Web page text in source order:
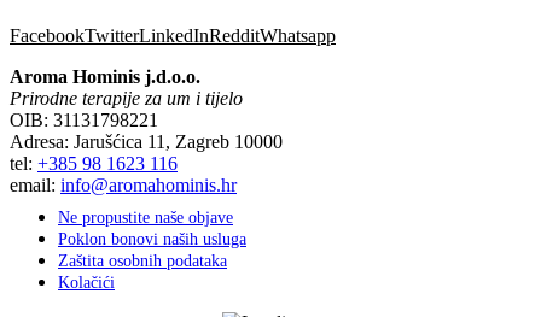
FacebookTwitterLinkedInRedditWhatsapp
Aroma Hominis j.d.o.o.
Prirodne terapije za um i tijelo
OIB: 31131798221
Adresa: Jarušćica 11, Zagreb 10000
tel: +385 98 1623 116
email: info@aromahominis.hr
Ne propustite naše objave
Poklon bonovi naših usluga
Zaštita osobnih podataka
Kolačići